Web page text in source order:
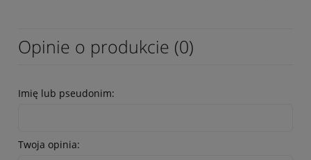
Opinie o produkcie (0)
Imię lub pseudonim:
Twoja opinia: